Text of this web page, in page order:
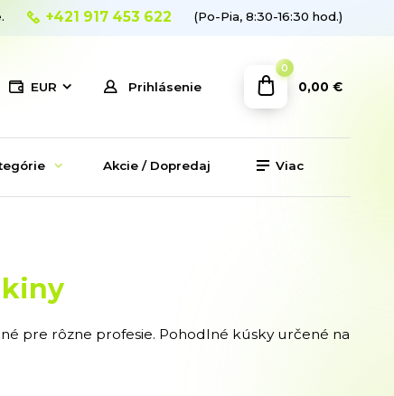
EUR Prihlásenie
+421 917 453 622 (Po-Pia, 8:30-16:30 hod.)
0
0,00 €
Akcie / Dopredaj Viac
pre rôzne profesie. Pohodlné kúsky určené na